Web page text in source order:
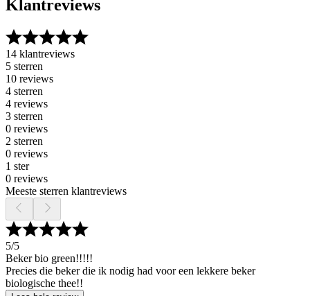
Klantreviews
14 klantreviews
5 sterren
10 reviews
4 sterren
4 reviews
3 sterren
0 reviews
2 sterren
0 reviews
1 ster
0 reviews
Meeste sterren klantreviews
5/5
Beker bio green!!!!!
Precies die beker die ik nodig had voor een lekkere beker
biologische thee!!